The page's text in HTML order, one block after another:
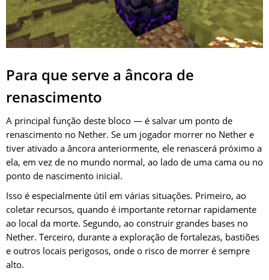
Para que serve a âncora de
renascimento
A principal função deste bloco — é salvar um ponto de
renascimento no Nether. Se um jogador morrer no Nether e
tiver ativado a âncora anteriormente, ele renascerá próximo a
ela, em vez de no mundo normal, ao lado de uma cama ou no
ponto de nascimento inicial.
Isso é especialmente útil em várias situações. Primeiro, ao
coletar recursos, quando é importante retornar rapidamente
ao local da morte. Segundo, ao construir grandes bases no
Nether. Terceiro, durante a exploração de fortalezas, bastiões
e outros locais perigosos, onde o risco de morrer é sempre
alto.